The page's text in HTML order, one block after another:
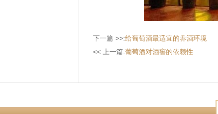
下一篇 >>:给葡萄酒最适宜的养酒环境
<< 上一篇:葡萄酒对酒窖的依赖性